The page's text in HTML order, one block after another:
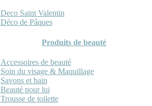
Deco Saint Valentin
Déco de Pâques
Produits de beauté
Accessoires de beauté
Soin du visage & Maquillage
Savons et bain
Beauté pour lui
Trousse de toilette